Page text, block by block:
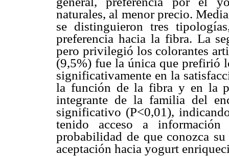
naturales, al menor precio.
se distinguieron tres
preferencia hacia la fibra. La
pero privilegió los colorantes
(9,5%) fue la única que prefirió
significativamente en la
la función de la fibra y en la
integrante de la familia del
significativo (P<0,01),
tenido acceso a
probabilidad de que conozca
aceptación hacia yogurt